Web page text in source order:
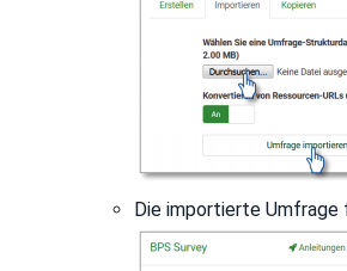
Die importierte Umfrage